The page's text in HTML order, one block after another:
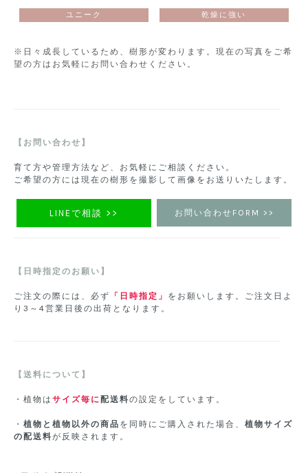
ユニーク 乾燥に強い
※日々成長しているため、樹形が変わります。現在の写真をご希
望の方はお気軽にお問い合わせください。
【お問い合わせ】
育て方や管理方法など、お気軽にご相談ください。
ご希望の方には現在の樹形を撮影して画像をお送りいたします。
LINEで相談 >> お問い合わせFORM >>
【日時指定のお願い】
ご注文の際には、必ず 「日時指定」 をお願いします。ご注文日よ
り3～4営業日後の出荷となります。
【送料について】
・植物は サイズ毎に 配送料の設定をしています。
・ 植物と植物以外の商品 を同時にご購入された場合、 植物サイズ
の配送料が反映されます。